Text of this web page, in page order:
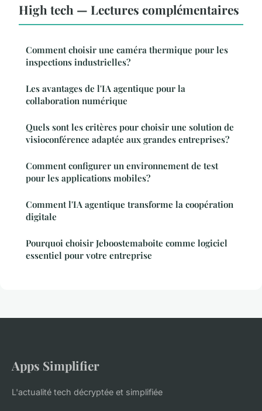
High tech — Lectures complémentaires
Comment choisir une caméra thermique pour les
inspections industrielles?
Les avantages de l'IA agentique pour la
collaboration numérique
Quels sont les critères pour choisir une solution de
visioconférence adaptée aux grandes entreprises?
Comment configurer un environnement de test
pour les applications mobiles?
Comment l'IA agentique transforme la coopération
digitale
Pourquoi choisir Jeboostemaboite comme logiciel
essentiel pour votre entreprise
Apps Simplifier
L'actualité tech décryptée et simplifiée